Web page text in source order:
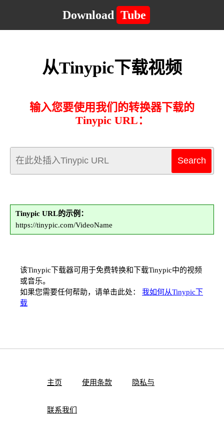
Download Tube
从Tinypic下载视频
输入您要使用我们的转换器下载的
Tinypic URL：
Tinypic URL的示例：
https://tinypic.com/VideoName
该Tinypic下载器可用于免费转换和下载Tinypic中的视频
或音乐。
如果您需要任何帮助，请单击此处： 我如何从Tinypic下
载
主页 使用条款 隐私与
联系我们